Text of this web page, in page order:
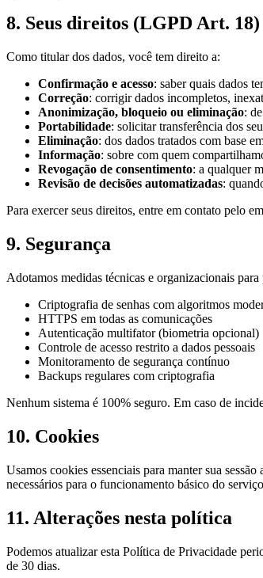
8. Seus direitos (LGPD Art. 18)
Como titular dos dados, você tem direito a:
Confirmação e acesso: saber quais dados
Correção: corrigir dados incompletos,
Anonimização, bloqueio ou eliminação:
Portabilidade: solicitar transferência dos
Eliminação: dos dados tratados com base
Informação: sobre com quem
Revogação de consentimento: a qualquer
Revisão de decisões automatizadas:
Para exercer seus direitos, entre em contato pelo
9. Segurança
Adotamos medidas técnicas e organizacionais
Criptografia de senhas com algoritmos
HTTPS em todas as comunicações
Autenticação multifator (biometria opcional)
Controle de acesso restrito a dados pessoais
Monitoramento de segurança contínuo
Backups regulares com criptografia
Nenhum sistema é 100% seguro. Em caso de
10. Cookies
Usamos cookies essenciais para manter sua
necessários para o funcionamento básico do
11. Alterações nesta política
Podemos atualizar esta Política de Privacidade
de 30 dias.